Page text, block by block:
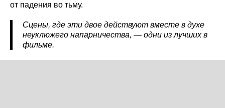
от падения во тьму.
Сцены, где эти двое действуют вместе в духе
неуклюжего напарничества, — одни из лучших в
фильме.